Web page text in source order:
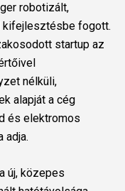
robotizált,
kifejlesztésbe fogott.
startup az
nélküli,
alapját a cég
és elektromos
adja.
új, közepes